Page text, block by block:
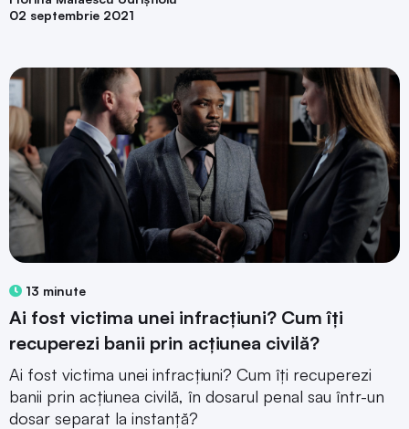
02 septembrie 2021
13 minute
Ai fost victima unei infracțiuni? Cum îți
recuperezi banii prin acțiunea civilă?
Ai fost victima unei infracțiuni? Cum îți recuperezi
banii prin acțiunea civilă, în dosarul penal sau într-un
dosar separat la instanță?